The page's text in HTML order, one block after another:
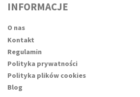
INFORMACJE
O nas
Kontakt
Regulamin
Polityka prywatności
Polityka plików cookies
Blog